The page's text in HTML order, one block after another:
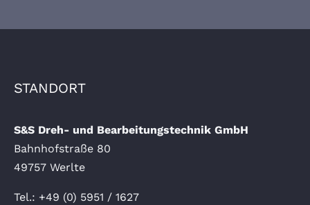
STANDORT
S&S Dreh- und Bearbeitungstechnik GmbH
Bahnhofstraße 80
49757 Werlte
Tel.: +49 (0) 5951 / 1627